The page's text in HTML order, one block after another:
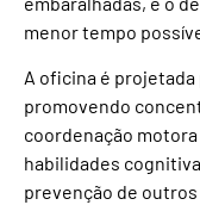
menor tempo
A oficina é
promovendo
coordenação
habilidades
prevenção de outros